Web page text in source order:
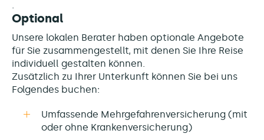
Optional
Unsere lokalen Berater haben optionale Angebote
für Sie zusammengestellt, mit denen Sie Ihre Reise
individuell gestalten können.
Zusätzlich zu Ihrer Unterkunft können Sie bei uns
Folgendes buchen:
Umfassende Mehrgefahrenversicherung (mit
oder ohne Krankenversicherung)